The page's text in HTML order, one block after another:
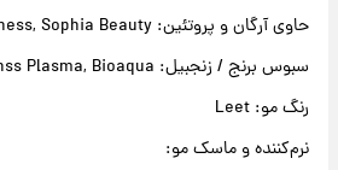
حاوی آرگان و پروتئین: Lightness, Sophia Beauty
سبوس برنج / زنجبیل: Lanss Plasma, Bioaqua
رنگ مو: Leet
نرم‌کننده و ماسک مو: